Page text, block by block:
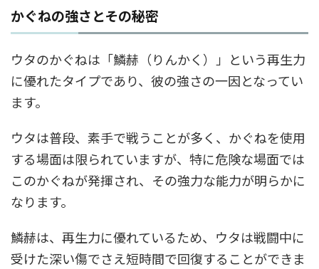
かぐねの強さとその秘密
ウタのかぐねは「鱗赫（りんかく）」という再生力
に優れたタイプであり、彼の強さの一因となってい
ます。
ウタは普段、素手で戦うことが多く、かぐねを使用
する場面は限られていますが、特に危険な場面では
このかぐねが発揮され、その強力な能力が明らかに
なります。
鱗赫は、再生力に優れているため、ウタは戦闘中に
受けた深い傷でさえ短時間で回復することができま